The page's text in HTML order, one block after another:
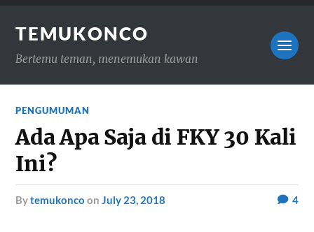
TEMUKONCO
Bertemu teman, menemukan kawan
PENGUMUMAN
Ada Apa Saja di FKY 30 Kali
Ini?
bytemukonco onJuly 23, 2018 4